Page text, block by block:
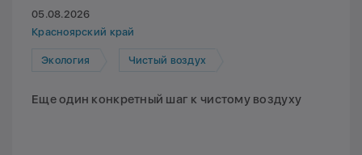
05.08.2026
Красноярский край
Экология Чистый воздух
Еще один конкретный шаг к чистому воздуху